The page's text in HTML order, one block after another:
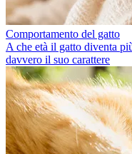
Comportamento del gatto
A che età il gatto diventa
davvero il suo carattere